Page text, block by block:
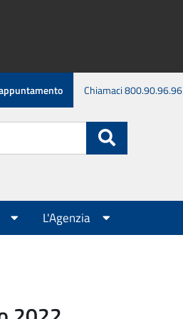
Chiamaci 800.90.96.96
L'Agenzia